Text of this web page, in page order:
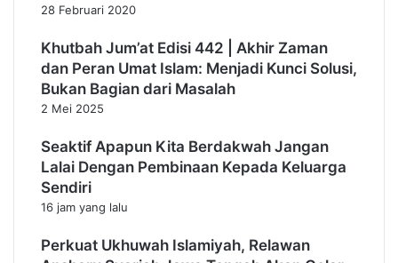
28 Februari 2020
Khutbah Jum’at Edisi 442 | Akhir Zaman
dan Peran Umat Islam: Menjadi Kunci Solusi,
Bukan Bagian dari Masalah
2 Mei 2025
Seaktif Apapun Kita Berdakwah Jangan
Lalai Dengan Pembinaan Kepada Keluarga
Sendiri
16 jam yang lalu
Perkuat Ukhuwah Islamiyah, Relawan